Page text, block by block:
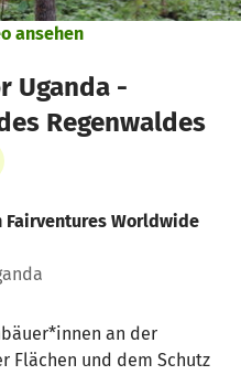
ansehen
Uganda -
Regenwaldes
Fairventures Worldwide
an der
Flächen und dem Schutz